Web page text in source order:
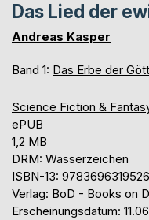
Das Lied der
Andreas Kasper
Band 1: Das Erbe der
Science Fiction &
ePUB
1,2 MB
DRM: Wasserzeichen
ISBN-13: 9783696319526
Verlag: BoD - Books on
Erscheinungsdatum: